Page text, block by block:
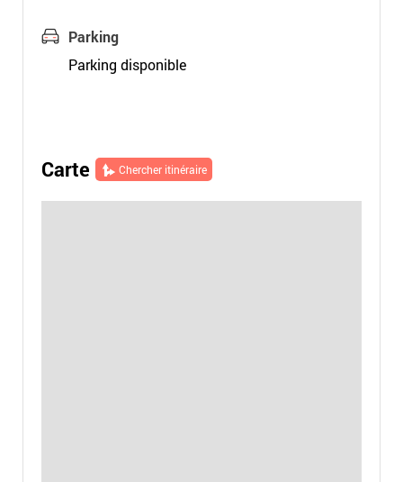
Parking
Parking disponible
Carte Chercher itinéraire